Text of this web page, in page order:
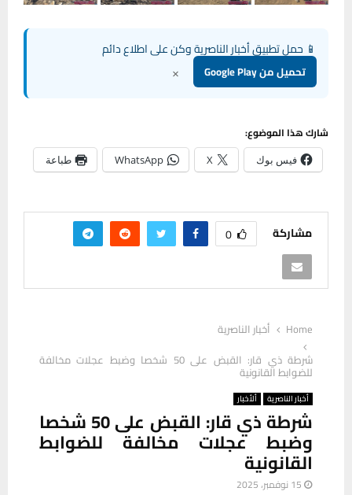
📱 حمل تطبيق أخبار الناصرية وكن على اطلاع دائم
تحميل من Google Play ×
شارك هذا الموضوع:
فيس بوك X
WhatsApp طباعة
مشاركة 0
Home
أخبار الناصرية
شرطة ذي قار: القبض على 50 شخصا وضبط عجلات مخالفة
للضوابط القانونية
أخبار الناصرية ألأخبار
شرطة ذي قار: القبض على 50 شخصا
وضبط عجلات مخالفة للضوابط
القانونية
15 نوفمبر، 2025